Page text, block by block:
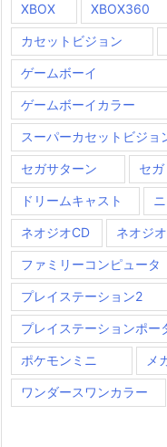
XBOX XBOX360
カセットビジョン
ゲームボーイ
ゲームボーイカラー
スーパーカセットビジョ
セガサターン セ
ドリームキャスト
ネオジオCD ネオジ
ファミリーコンピュータ
プレイステーション2
プレイステーションポー
ポケモンミニ メ
ワンダースワンカラー